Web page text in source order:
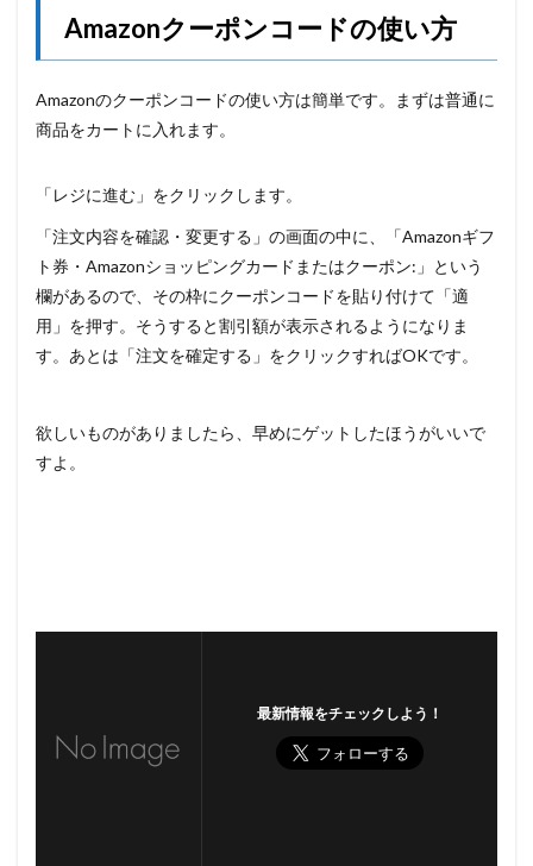
Amazonクーポンコードの使い方
Amazonのクーポンコードの使い方は簡単です。まずは普通に
商品をカートに入れます。
「レジに進む」をクリックします。
「注文内容を確認・変更する」の画面の中に、「Amazonギフ
ト券・Amazonショッピングカードまたはクーポン:」という
欄があるので、その枠にクーポンコードを貼り付けて「適
用」を押す。そうすると割引額が表示されるようになりま
す。あとは「注文を確定する」をクリックすればOKです。
欲しいものがありましたら、早めにゲットしたほうがいいで
すよ。
最新情報をチェックしよう！